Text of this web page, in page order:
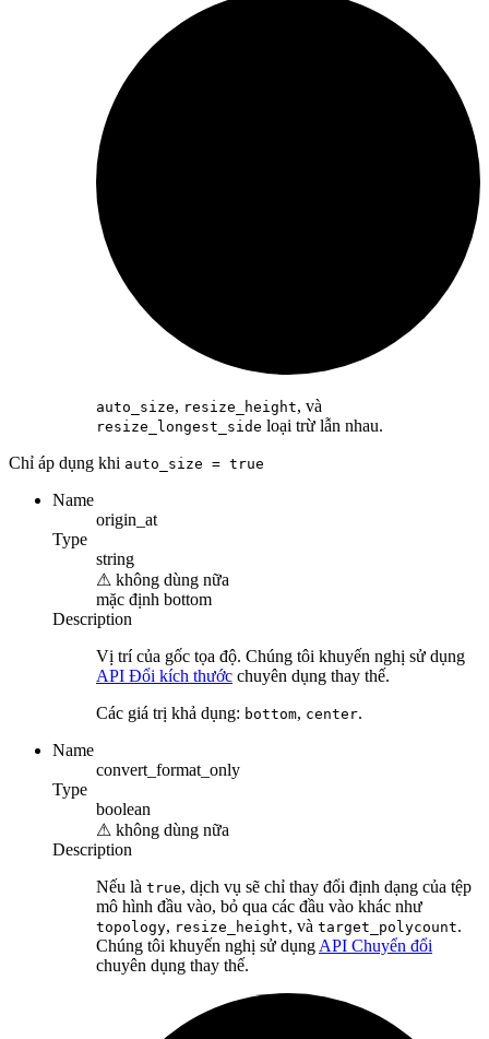
auto_size, resize_height, và
resize_longest_side loại trừ lẫn nhau.
Chỉ áp dụng khi auto_size = true
Name
origin_at
Type
string
⚠ không dùng nữa
mặc định bottom
Description
Vị trí của gốc tọa độ. Chúng tôi khuyến nghị sử dụng
API Đổi kích thước chuyên dụng thay thế.
Các giá trị khả dụng: bottom, center.
Name
convert_format_only
Type
boolean
⚠ không dùng nữa
Description
Nếu là true, dịch vụ sẽ chỉ thay đổi định dạng của tệp
mô hình đầu vào, bỏ qua các đầu vào khác như
topology, resize_height, và target_polycount.
Chúng tôi khuyến nghị sử dụng API Chuyển đổi
chuyên dụng thay thế.